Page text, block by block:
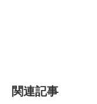
関連記事